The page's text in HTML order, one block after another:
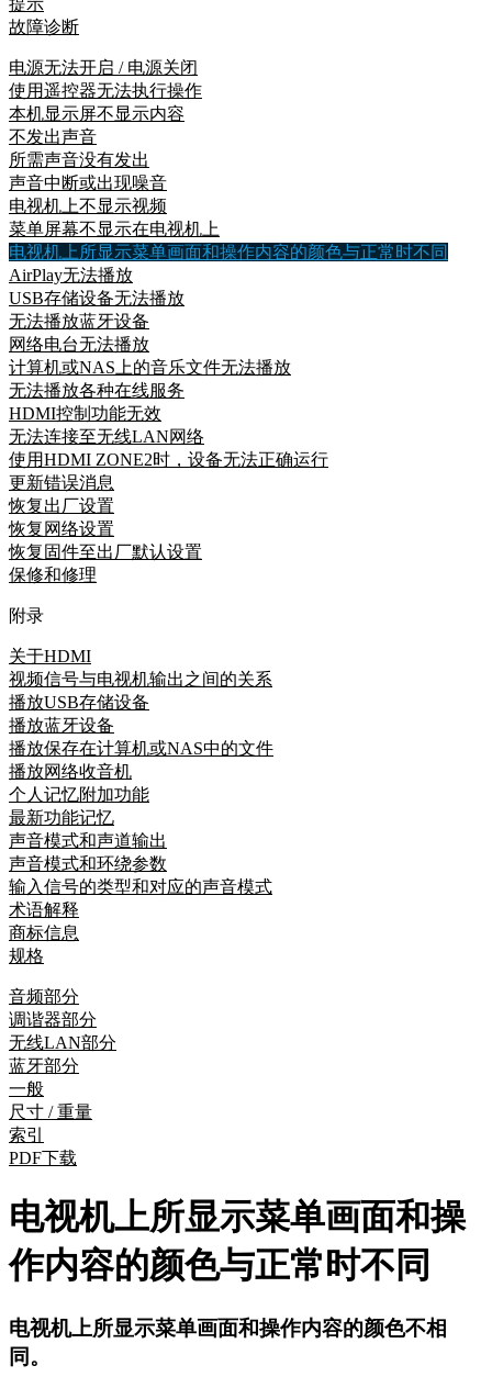
提示
故障诊断
电源无法开启 / 电源关闭
使用遥控器无法执行操作
本机显示屏不显示内容
不发出声音
所需声音没有发出
声音中断或出现噪音
电视机上不显示视频
菜单屏幕不显示在电视机上
电视机上所显示菜单画面和操作内容的颜色与正常时不同
AirPlay无法播放
USB存储设备无法播放
无法播放蓝牙设备
网络电台无法播放
计算机或NAS上的音乐文件无法播放
无法播放各种在线服务
HDMI控制功能无效
无法连接至无线LAN网络
使用HDMI ZONE2时，设备无法正确运行
更新错误消息
恢复出厂设置
恢复网络设置
恢复固件至出厂默认设置
保修和修理
附录
关于HDMI
视频信号与电视机输出之间的关系
播放USB存储设备
播放蓝牙设备
播放保存在计算机或NAS中的文件
播放网络收音机
个人记忆附加功能
最新功能记忆
声音模式和声道输出
声音模式和环绕参数
输入信号的类型和对应的声音模式
术语解释
商标信息
规格
音频部分
调谐器部分
无线LAN部分
蓝牙部分
一般
尺寸 / 重量
索引
PDF下载
电视机上所显示菜单画面和操
作内容的颜色与正常时不同
电视机上所显示菜单画面和操作内容的颜色不相
同。